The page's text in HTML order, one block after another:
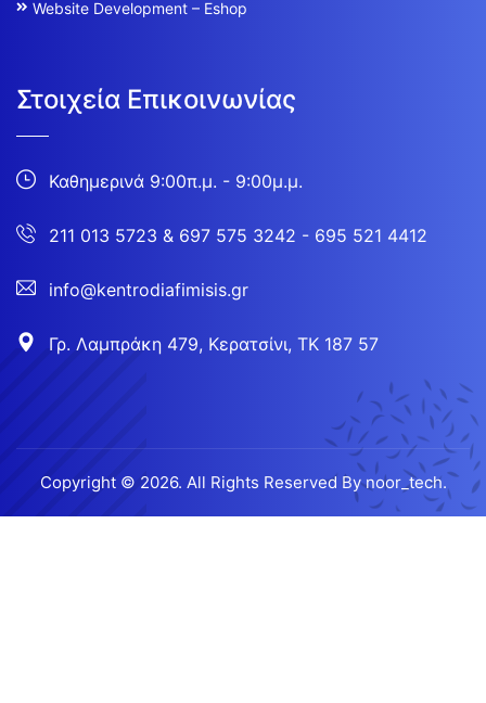
Website Development – Eshop
Στοιχεία Επικοινωνίας
Καθημερινά 9:00π.μ. - 9:00μ.μ.
211 013 5723 & 697 575 3242 - 695 521 4412
info@kentrodiafimisis.gr
Γρ. Λαμπράκη 479, Κερατσίνι, ΤΚ 187 57
Copyright © 2026. All Rights Reserved Bynoor_tech.